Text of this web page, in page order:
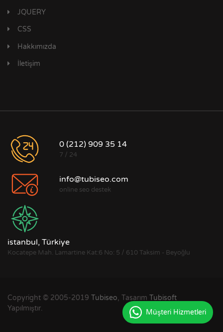
JQUERY
CSS
Hakkımızda
İletişim
0 (212) 909 35 14
7 / 24
info@tubiseo.com
online seo destek
istanbul, Türkiye
Kocatepe Mah. Lamartine Kat:6 No: 5 / 610 Taksim - Beyoğlu
Copyright © 2005-2019 Tubiseo, Tasarım Tubisoft
Yapılmıştır.
Müşteri Hizmetleri